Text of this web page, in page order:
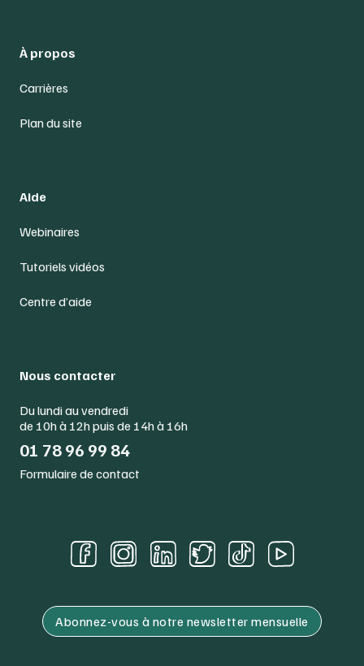
À propos
Carrières
Plan du site
Aide
Webinaires
Tutoriels vidéos
Centre d’aide
Nous contacter
Du lundi au vendredi
de 10h à 12h puis de 14h à 16h
01 78 96 99 84
Formulaire de contact
Abonnez-vous à notre newsletter mensuelle